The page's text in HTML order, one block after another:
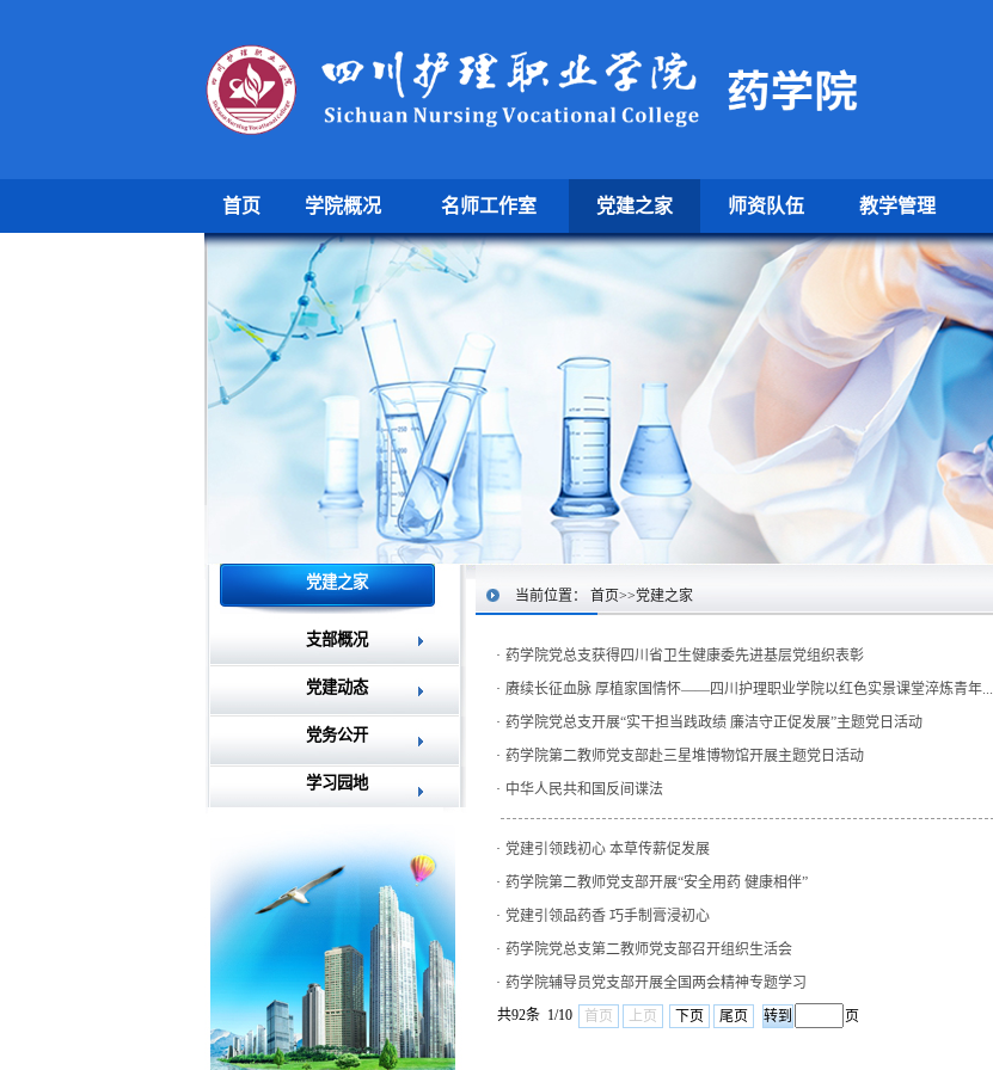
首页 学院概况 名师工作室 党建之家 师资队伍 教学管理
党建之家
支部概况
党建动态
党务公开
学习园地
当前位置： 首页>>党建之家
· 药学院党总支获得四川省卫生健康委先进基层党组织表彰
· 赓续长征血脉 厚植家国情怀——四川护理职业学院以红色实景课堂淬炼青年...
· 药学院党总支开展“实干担当践政绩 廉洁守正促发展”主题党日活动
· 药学院第二教师党支部赴三星堆博物馆开展主题党日活动
· 中华人民共和国反间谍法
· 党建引领践初心 本草传薪促发展
· 药学院第二教师党支部开展“安全用药 健康相伴”
· 党建引领品药香 巧手制膏浸初心
· 药学院党总支第二教师党支部召开组织生活会
· 药学院辅导员党支部开展全国两会精神专题学习
共92条 1/10
首页 上页 下页 尾页 页